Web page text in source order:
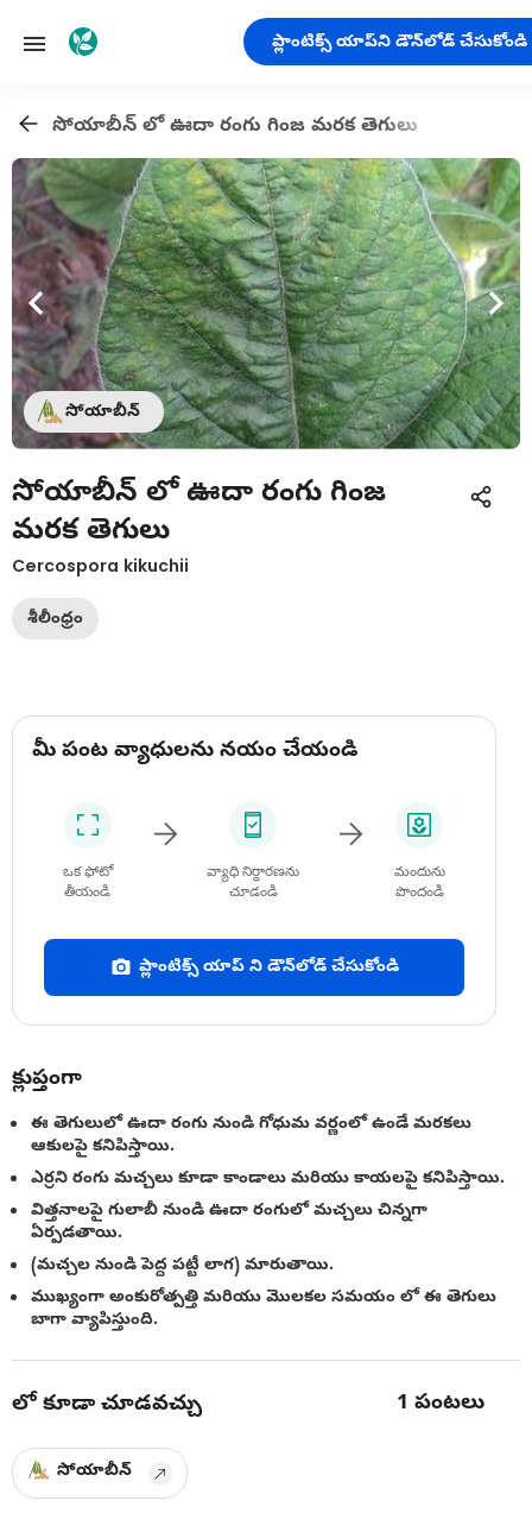
ప్లాంటిక్స్ యాప్‌ని డౌన్‌లోడ్ చేసుకోండి
సోయాబీన్ లో ఊదా రంగు గింజ మరక తెగులు
సోయాబీన్
సోయాబీన్ లో ఊదా రంగు గింజ
మరక తెగులు
Cercospora kikuchii
శీలీంధ్రం
మీ పంట వ్యాధులను నయం చేయండి
ఒక ఫోటో
తీయండి
వ్యాధి నిర్ధారణను
చూడండి
మందును
పొందండి
ప్లాంటిక్స్ యాప్ ని డౌన్‌లోడ్ చేసుకోండి
క్లుప్తంగా
ఈ తెగులులో ఊదా రంగు నుండి గోధుమ వర్ణంలో ఉండే మరకలు
ఆకులపై కనిపిస్తాయి.
ఎర్రని రంగు మచ్చలు కూడా కాండాలు మరియు కాయలపై కనిపిస్తాయి.
విత్తనాలపై గులాబీ నుండి ఊదా రంగులో మచ్చలు చిన్నగా
ఏర్పడతాయి.
(మచ్చల నుండి పెద్ద పట్టీ లాగ) మారుతాయి.
ముఖ్యంగా అంకురోత్పత్తి మరియు మొలకల సమయం లో ఈ తెగులు
బాగా వ్యాపిస్తుంది.
లో కూడా చూడవచ్చు 1 పంటలు
సోయాబీన్